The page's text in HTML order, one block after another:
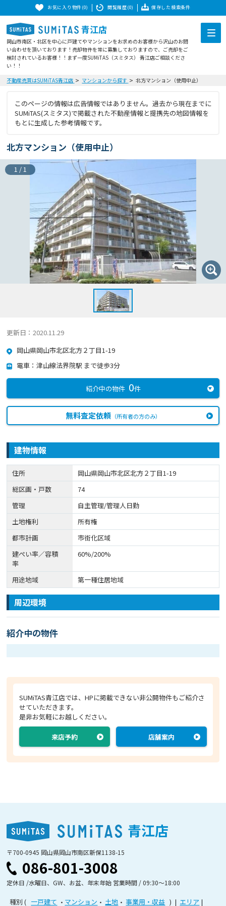
お気に入り物件(0) 閲覧履歴(0) 保存した検索条件
青江店
岡山市南区・北区を中心に戸建てやマンションをお求めのお客様から沢山のお問
い合わせを頂いております！売却物件を常に募集しておりますので、ご売却をご
検討されているお客様！！まず一度SUMiTAS（スミタス） 青江店ご相談くださ
い！！
不動産売買はSUMiTAS青江店
マンションから探す 北方マンション（使用中止）
このページの情報は広告情報ではありません。過去から現在までに
SUMiTAS(スミタス)で掲載された不動産情報と提携先の地図情報を
もとに生成した参考情報です。
北方マンション（使用中止）
1 / 1
更新日：2020.11.29
岡山県岡山市北区北方２丁目1-19
電車：津山線法界院駅 まで徒歩3分
紹介中の物件 0件
無料査定依頼（所有者の方のみ）
建物情報
住所
岡山県岡山市北区北方２丁目1-19
総区画・戸数
74
管理
自主管理/管理人日勤
土地権利
所有権
都市計画
市街化区域
建ぺい率／容積
率
60%/200%
用途地域 第一種住居地域
周辺環境
紹介中の物件
SUMiTAS青江店では、HPに掲載できない非公開物件もご紹介さ
せていただきます。
是非お気軽にお越しください。
来店予約 店舗案内
青江店
〒700-0945 岡山県岡山市南区新保1138-15
086-801-3008
定休日 /水曜日、GW、お盆、年末年始 営業時間 / 09:30〜18:00
種別 一戸建て マンション 土地 事業用・収益 エリア